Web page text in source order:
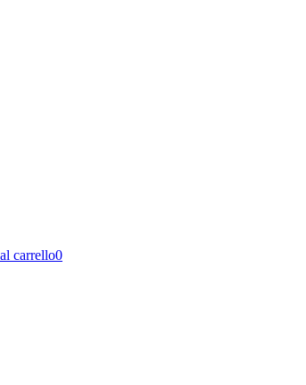
carrello0